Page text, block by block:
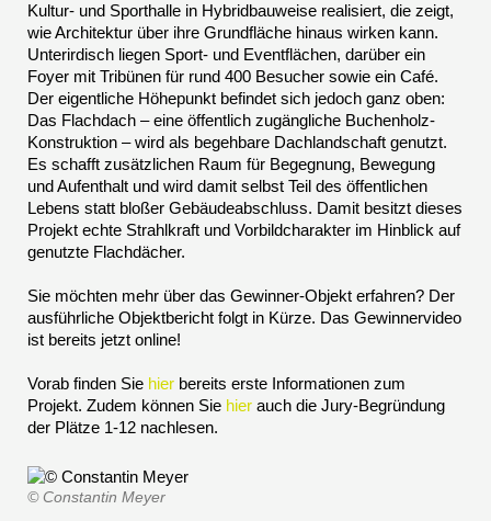
Kultur- und Sporthalle in Hybridbauweise realisiert, die zeigt,
wie Architektur über ihre Grundfläche hinaus wirken kann.
Unterirdisch liegen Sport- und Eventflächen, darüber ein
Foyer mit Tribünen für rund 400 Besucher sowie ein Café.
Der eigentliche Höhepunkt befindet sich jedoch ganz oben:
Das Flachdach – eine öffentlich zugängliche Buchenholz-
Konstruktion – wird als begehbare Dachlandschaft genutzt.
Es schafft zusätzlichen Raum für Begegnung, Bewegung
und Aufenthalt und wird damit selbst Teil des öffentlichen
Lebens statt bloßer Gebäudeabschluss. Damit besitzt dieses
Projekt echte Strahlkraft und Vorbildcharakter im Hinblick auf
genutzte Flachdächer.
Sie möchten mehr über das Gewinner-Objekt erfahren? Der
ausführliche Objektbericht folgt in Kürze. Das Gewinnervideo
ist bereits jetzt online!
Vorab finden Sie hier bereits erste Informationen zum
Projekt. Zudem können Sie hier auch die Jury-Begründung
der Plätze 1-12 nachlesen.
© Constantin Meyer